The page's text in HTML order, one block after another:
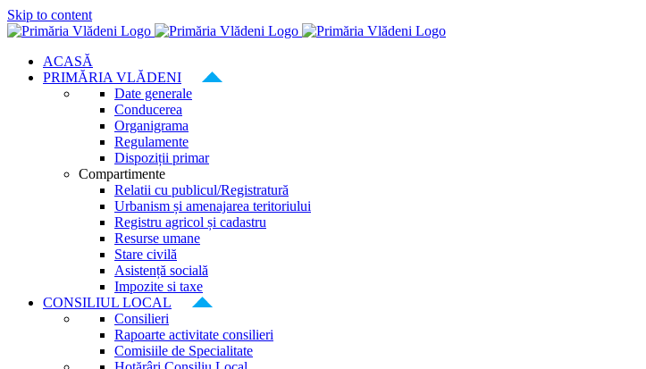
Skip to content
ACASĂ
PRIMĂRIA VLĂDENI
Date generale
Conducerea
Organigrama
Regulamente
Dispoziții primar
Compartimente
Relatii cu publicul/Registratură
Urbanism și amenajarea teritoriului
Registru agricol și cadastru
Resurse umane
Stare civilă
Asistență socială
Impozite si taxe
CONSILIUL LOCAL
Consilieri
Rapoarte activitate consilieri
Comisiile de Specialitate